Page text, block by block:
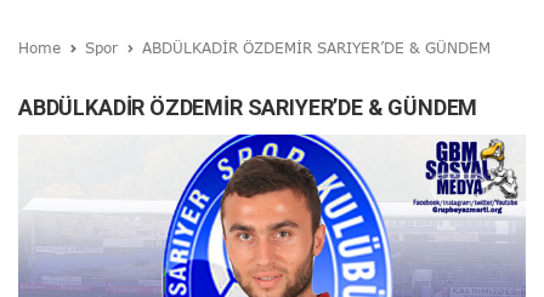
Home Spor ABDÜLKADİR ÖZDEMİR SARIYER’DE & GÜNDEM
ABDÜLKADİR ÖZDEMİR SARIYER’DE & GÜNDEM